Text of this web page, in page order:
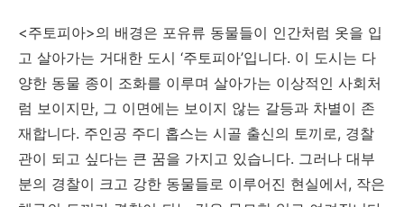
<주토피아>의 배경은 포유류 동물들이 인간처럼 옷을 입
고 살아가는 거대한 도시 ‘주토피아’입니다. 이 도시는 다
양한 동물 종이 조화를 이루며 살아가는 이상적인 사회처
럼 보이지만, 그 이면에는 보이지 않는 갈등과 차별이 존
재합니다. 주인공 주디 홉스는 시골 출신의 토끼로, 경찰
관이 되고 싶다는 큰 꿈을 가지고 있습니다. 그러나 대부
분의 경찰이 크고 강한 동물들로 이루어진 현실에서, 작은